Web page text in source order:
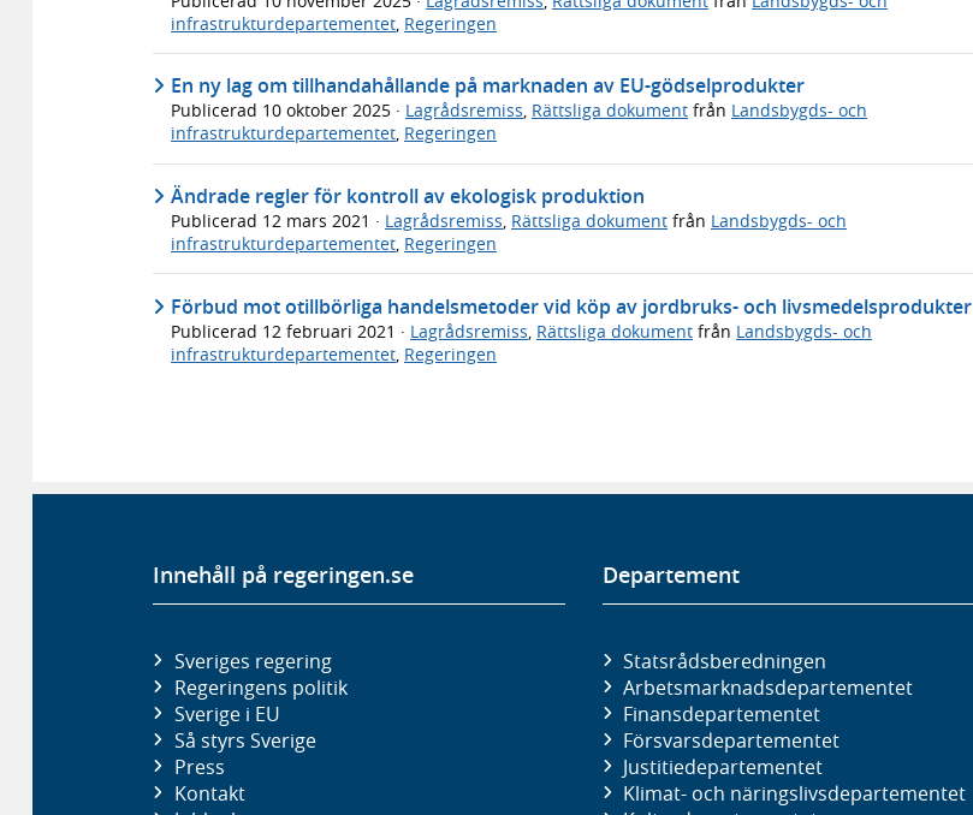
infrastrukturdepartementet Regeringen
En ny lag om tillhandahållande på marknaden av EU-gödselprodukter
Publicerad 10 oktober 2025 · Lagrådsremiss, Rättsliga dokument från Landsbygds- och
infrastrukturdepartementet, Regeringen
Ändrade regler för kontroll av ekologisk produktion
Publicerad 12 mars 2021 · Lagrådsremiss, Rättsliga dokument från Landsbygds- och
infrastrukturdepartementet, Regeringen
Förbud mot otillbörliga handelsmetoder vid köp av jordbruks- och livsmedelsprodukter
Publicerad 12 februari 2021 · Lagrådsremiss Rättsliga dokument från Landsbygds- och
infrastrukturdepartementet Regeringen
Innehåll på regeringen.se
Sveriges regering
Regeringens politik
Sverige i EU
Så styrs Sverige
Press
Kontakt
Departement
Statsrådsberedningen
Arbetsmarknads­departementet
Finans­departementet
Försvars­departementet
Justitie­departementet
Klimat- och näringslivs­departementet